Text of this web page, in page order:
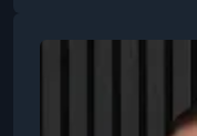
автора. Контент
взрослых,